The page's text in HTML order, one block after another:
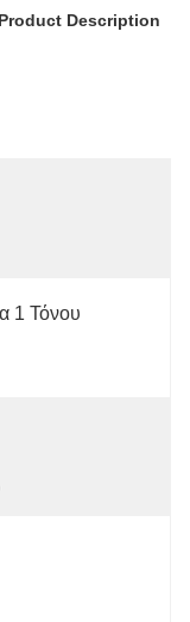
Product Description
1 Τόνου